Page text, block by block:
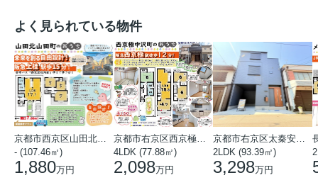
よく見られている物件
- (107.46㎡)
1,880万円
4LDK (77.88㎡)
2,098万円
2LDK (93.39㎡)
3,298万円